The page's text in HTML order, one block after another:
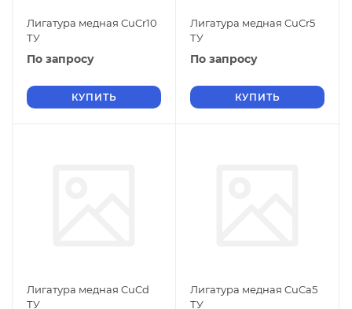
Лигатура медная CuCr10
ТУ
По запросу
КУПИТЬ
Лигатура медная CuCr5
ТУ
По запросу
КУПИТЬ
Лигатура медная CuCd
ТУ
Лигатура медная CuCa5
ТУ